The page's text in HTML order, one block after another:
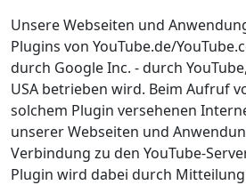
Unsere Webseiten und
Plugins von YouTube.de/
durch Google Inc. - durch
USA betrieben wird. Beim Aufruf
solchem Plugin versehenen
unserer Webseiten und
Verbindung zu den YouTube-
Plugin wird dabei durch